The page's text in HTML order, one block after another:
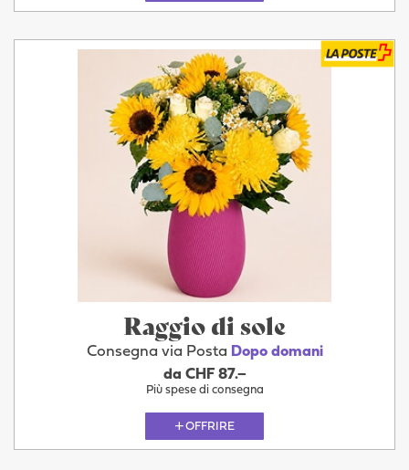
Raggio di sole
Consegna via Posta Dopo domani
da CHF 87.–
Più spese di consegna
OFFRIRE